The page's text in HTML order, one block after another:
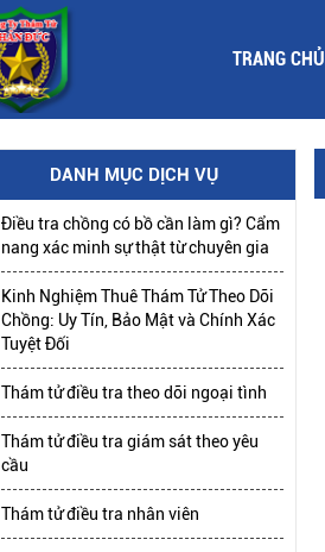
TRANG CHỦ
DANH MỤC DỊCH VỤ
Điều tra chồng có bồ cần làm gì? Cẩm
nang xác minh sự thật từ chuyên gia
Kinh Nghiệm Thuê Thám Tử Theo Dõi
Chồng: Uy Tín, Bảo Mật và Chính Xác
Tuyệt Đối
Thám tử điều tra theo dõi ngoại tình
Thám tử điều tra giám sát theo yêu
cầu
Thám tử điều tra nhân viên